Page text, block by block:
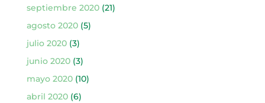
septiembre 2020(21)
agosto 2020(5)
julio 2020(3)
junio 2020(3)
mayo 2020(10)
abril 2020(6)